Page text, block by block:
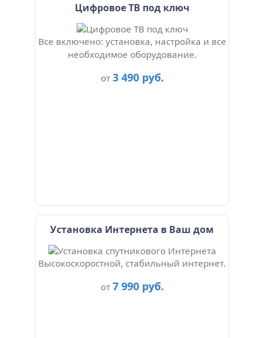
Цифровое ТВ под ключ
Все включено: установка, настройка и все
необходимое оборудование.
от 3 490 руб.
Установка Интернета в Ваш дом
Высокоскоростной, стабильный интернет.
от 7 990 руб.